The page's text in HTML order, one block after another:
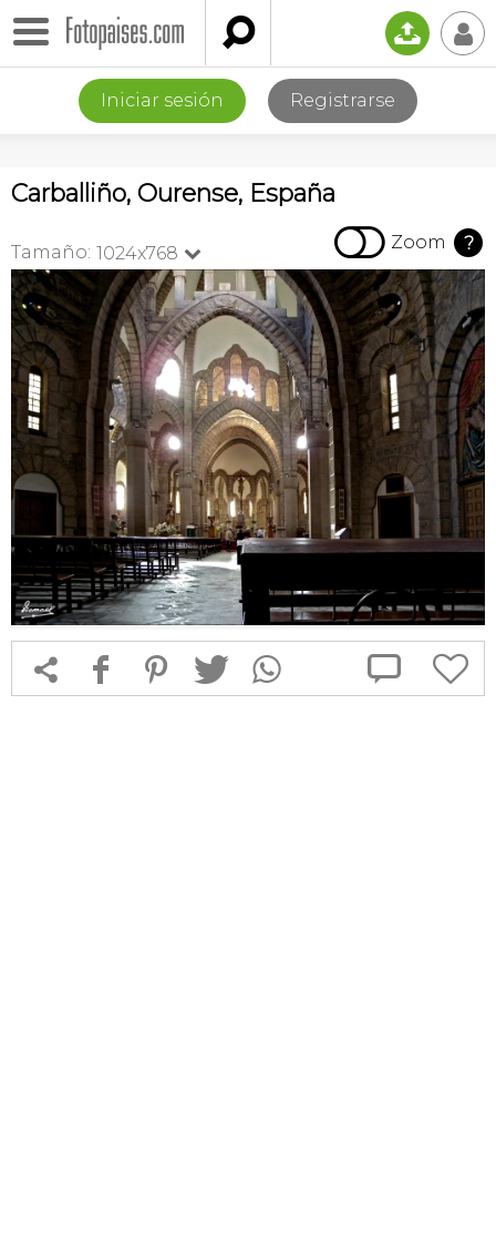
 📤 👤
Iniciar sesión Registrarse
Carballiño, Ourense, España
Tamaño: 1024x768   Zoom ?
 f 1 T  